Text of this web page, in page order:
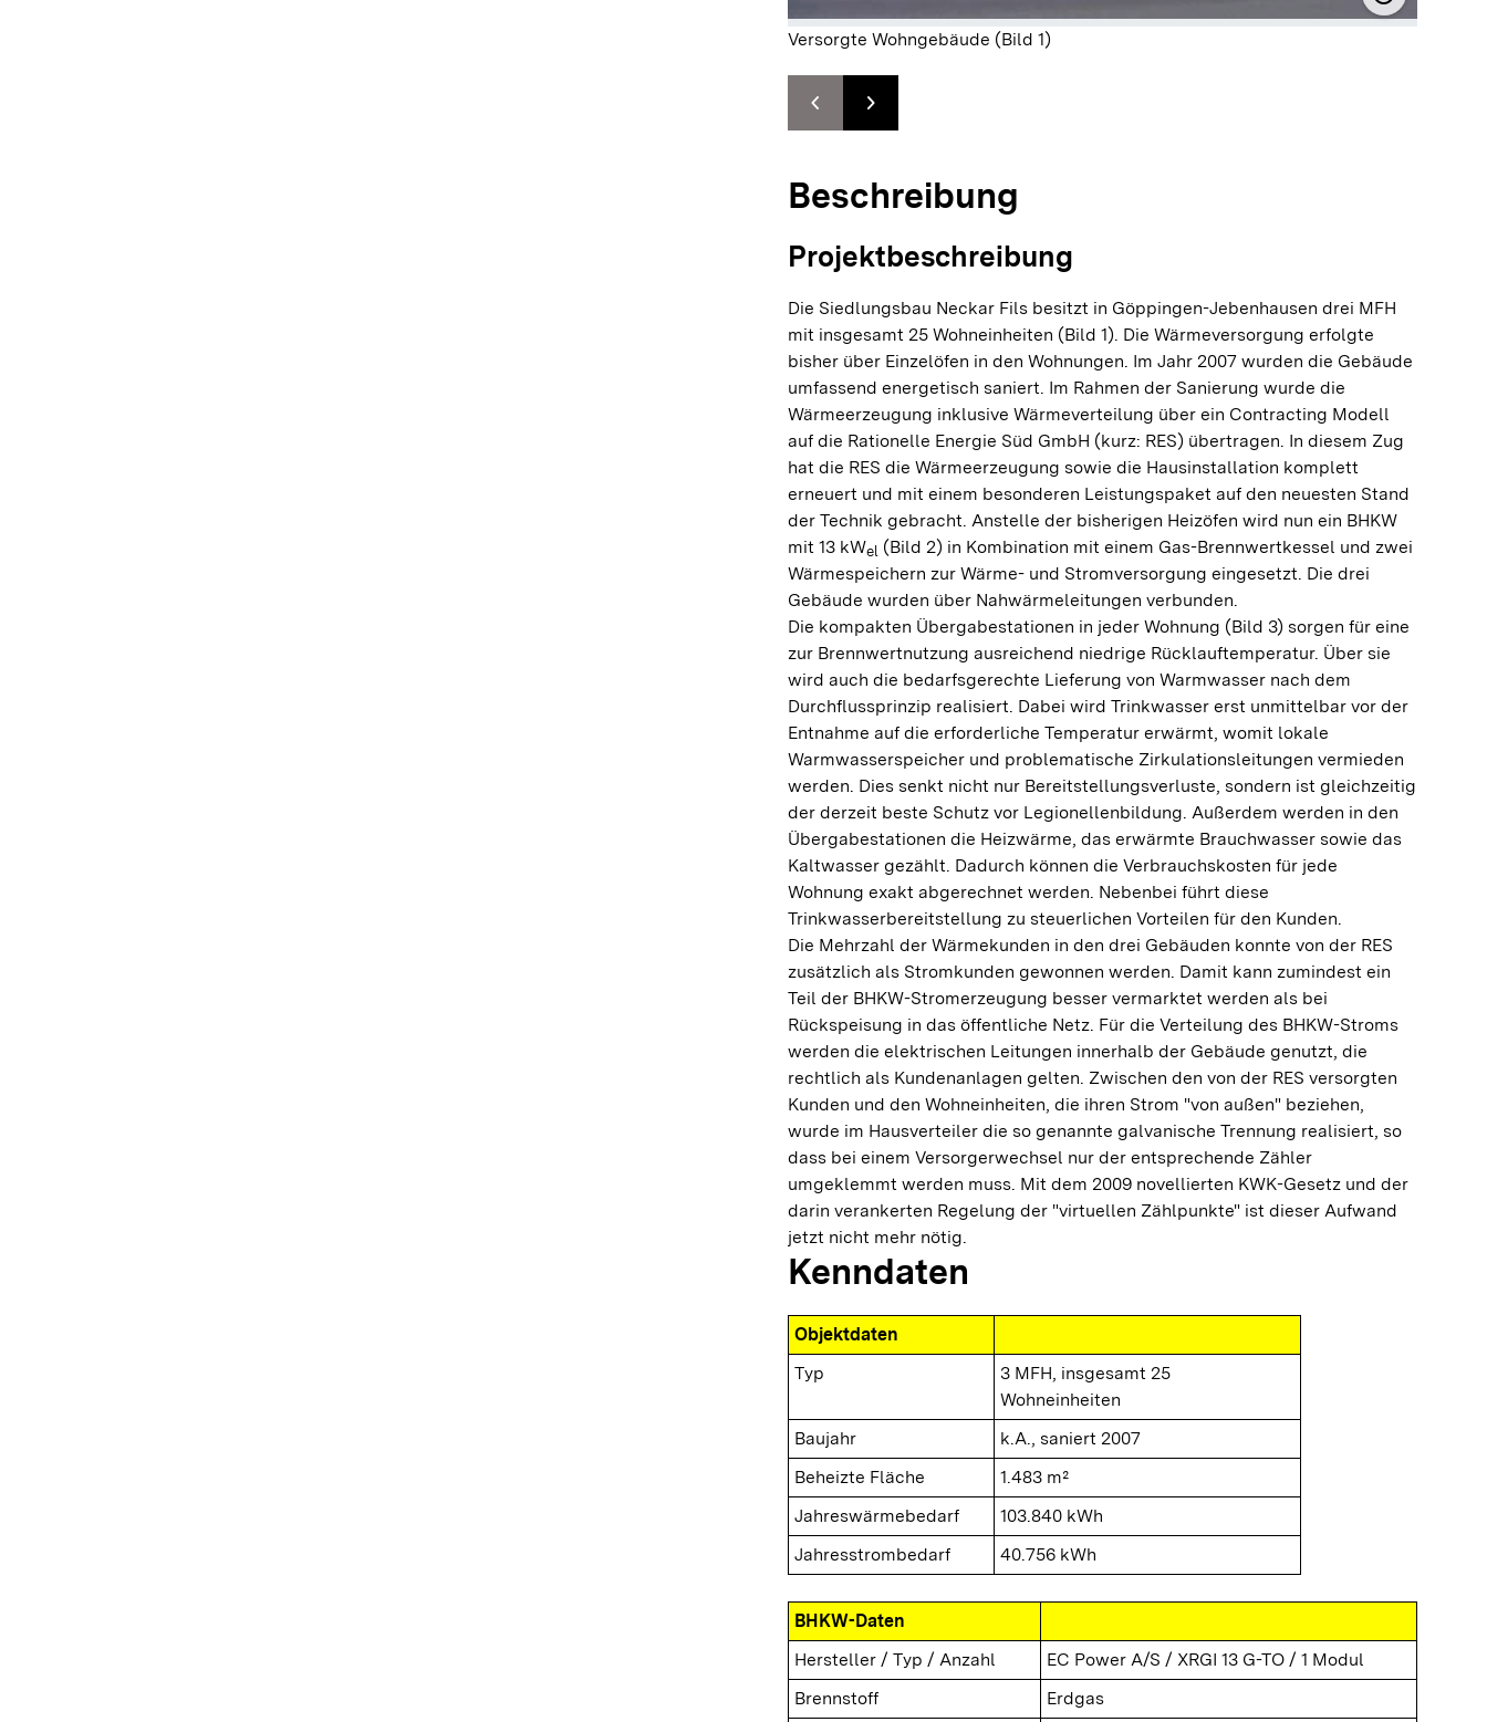
© Rationelle
Versorgte Wohngebäude (Bild 1)
chevron_leftZur vorhergehenden Folie springen
chevron_rightZur nächsten Folie springen
Beschreibung
Projektbeschreibung
Die Siedlungsbau Neckar Fils besitzt in Göppingen-Jebenhausen drei MFH
mit insgesamt 25 Wohneinheiten (Bild 1). Die Wärmeversorgung erfolgte
bisher über Einzelöfen in den Wohnungen. Im Jahr 2007 wurden die Gebäude
umfassend energetisch saniert. Im Rahmen der Sanierung wurde die
Wärmeerzeugung inklusive Wärmeverteilung über ein Contracting Modell
auf die Rationelle Energie Süd GmbH (kurz: RES) übertragen. In diesem Zug
hat die RES die Wärmeerzeugung sowie die Hausinstallation komplett
erneuert und mit einem besonderen Leistungspaket auf den neuesten Stand
der Technik gebracht. Anstelle der bisherigen Heizöfen wird nun ein BHKW
mit 13 kWel (Bild 2) in Kombination mit einem Gas-Brennwertkessel und zwei
Wärmespeichern zur Wärme- und Stromversorgung eingesetzt. Die drei
Gebäude wurden über Nahwärmeleitungen verbunden.
Die kompakten Übergabestationen in jeder Wohnung (Bild 3) sorgen für eine
zur Brennwertnutzung ausreichend niedrige Rücklauftemperatur. Über sie
wird auch die bedarfsgerechte Lieferung von Warmwasser nach dem
Durchflussprinzip realisiert. Dabei wird Trinkwasser erst unmittelbar vor der
Entnahme auf die erforderliche Temperatur erwärmt, womit lokale
Warmwasserspeicher und problematische Zirkulationsleitungen vermieden
werden. Dies senkt nicht nur Bereitstellungsverluste, sondern ist gleichzeitig
der derzeit beste Schutz vor Legionellenbildung. Außerdem werden in den
Übergabestationen die Heizwärme, das erwärmte Brauchwasser sowie das
Kaltwasser gezählt. Dadurch können die Verbrauchskosten für jede
Wohnung exakt abgerechnet werden. Nebenbei führt diese
Trinkwasserbereitstellung zu steuerlichen Vorteilen für den Kunden.
Die Mehrzahl der Wärmekunden in den drei Gebäuden konnte von der RES
zusätzlich als Stromkunden gewonnen werden. Damit kann zumindest ein
Teil der BHKW-Stromerzeugung besser vermarktet werden als bei
Rückspeisung in das öffentliche Netz. Für die Verteilung des BHKW-Stroms
werden die elektrischen Leitungen innerhalb der Gebäude genutzt, die
rechtlich als Kundenanlagen gelten. Zwischen den von der RES versorgten
Kunden und den Wohneinheiten, die ihren Strom "von außen" beziehen,
wurde im Hausverteiler die so genannte galvanische Trennung realisiert, so
dass bei einem Versorgerwechsel nur der entsprechende Zähler
umgeklemmt werden muss. Mit dem 2009 novellierten KWK-Gesetz und der
darin verankerten Regelung der "virtuellen Zählpunkte" ist dieser Aufwand
jetzt nicht mehr nötig.
Kenndaten
Objektdaten
Typ
3 MFH, insgesamt 25
Wohneinheiten
Baujahr
k.A., saniert 2007
Beheizte Fläche
1.483 m²
Jahreswärmebedarf
103.840 kWh
Jahresstrombedarf
40.756 kWh
BHKW-Daten
Hersteller / Typ / Anzahl
EC Power A/S / XRGI 13 G-TO / 1 Modul
Brennstoff
Erdgas